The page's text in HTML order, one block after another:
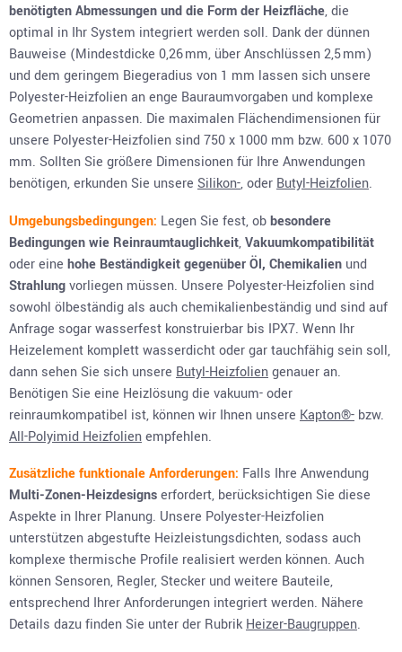
benötigten Abmessungen und die Form der Heizfläche, die
optimal in Ihr System integriert werden soll. Dank der dünnen
Bauweise (Mindestdicke 0,26 mm, über Anschlüssen 2,5 mm)
und dem geringem Biegeradius von 1 mm lassen sich unsere
Polyester-Heizfolien an enge Bauraumvorgaben und komplexe
Geometrien anpassen. Die maximalen Flächendimensionen für
unsere Polyester-Heizfolien sind 750 x 1000 mm bzw. 600 x 1070
mm. Sollten Sie größere Dimensionen für Ihre Anwendungen
benötigen, erkunden Sie unsere Silikon-, oder Butyl-Heizfolien.
Umgebungsbedingungen: Legen Sie fest, obbesondere
Bedingungen wie Reinraumtauglichkeit,Vakuumkompatibilität
oder eine hohe Beständigkeit gegenüber Öl, Chemikalien und
Strahlungvorliegen müssen. Unsere Polyester-Heizfolien sind
sowohl ölbeständig als auch chemikalienbeständig und sind auf
Anfrage sogar wasserfest konstruierbar bis IPX7. Wenn Ihr
Heizelement komplett wasserdicht oder gar tauchfähig sein soll,
dann sehen Sie sich unsere Butyl-Heizfoliengenauer an.
Benötigen Sie eine Heizlösung die vakuum- oder
reinraumkompatibel ist, können wir Ihnen unsere Kapton®- bzw.
All-Polyimid Heizfolienempfehlen.
Zusätzliche funktionale Anforderungen: Falls Ihre Anwendung
Multi-Zonen-Heizdesignserfordert, berücksichtigen Sie diese
Aspekte in Ihrer Planung. Unsere Polyester-Heizfolien
unterstützen abgestufte Heizleistungsdichten, sodass auch
komplexe thermische Profile realisiert werden können. Auch
können Sensoren, Regler, Stecker und weitere Bauteile,
entsprechend Ihrer Anforderungen integriert werden. Nähere
Details dazu finden Sie unter der RubrikHeizer-Baugruppen.